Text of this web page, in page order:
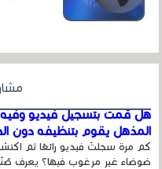
هل قمت بتسجيل فيديو وفيه
المذهل يقوم بتنظيفه دون
كم مرة سجلتَ فيديو رائعًا ثم
ضوضاء غير مرغوب فيها؟ يعرف